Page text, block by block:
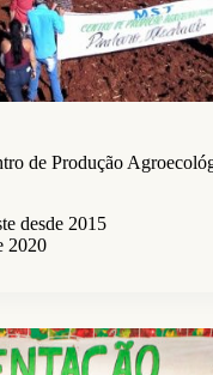
de Produção
desde 2015
2020